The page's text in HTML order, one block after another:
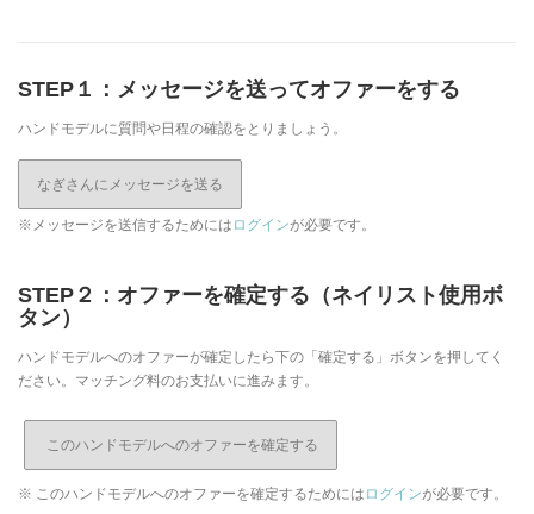
STEP１：メッセージを送ってオファーをする
ハンドモデルに質問や日程の確認をとりましょう。
なぎさんにメッセージを送る
※メッセージを送信するためには ログインが必要です。
STEP２：オファーを確定する（ネイリスト使用ボ
タン）
ハンドモデルへのオファーが確定したら下の「確定する」ボタンを押してく
ださい。マッチング料のお支払いに進みます。
※ このハンドモデルへのオファーを確定するためには ログインが必要です。